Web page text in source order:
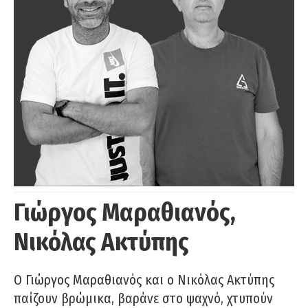
Γιώργος Μαραθιανός,
Νικόλας Ακτύπης
Ο Γιώργος Μαραθιανός και ο Νικόλας Ακτύπης
παίζουν βρώμικα, βαράνε στο ψαχνό, χτυπούν